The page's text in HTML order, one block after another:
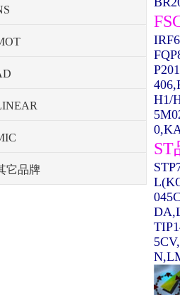
它品牌
H1/
ST